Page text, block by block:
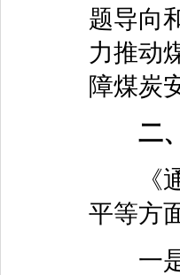
题导向
力推动
障煤炭
二、
《通
平等方
一是